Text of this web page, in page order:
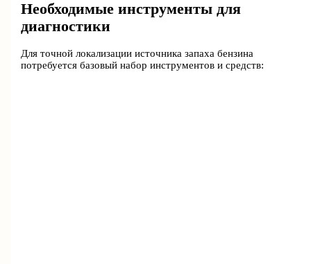
Необходимые инструменты для
диагностики
Для точной локализации источника запаха бензина
потребуется базовый набор инструментов и средств: